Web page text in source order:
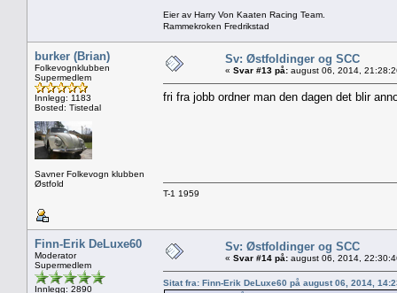
Eier av Harry Von Kaaten Racing Team.
Rammekroken Fredrikstad
burker (Brian)
Folkevognklubben
Supermedlem
Innlegg: 1183
Bosted: Tistedal
Savner Folkevogn klubben
Østfold
Sv: Østfoldinger og SCC
« Svar #13 på: august 06, 2014,
fri fra jobb ordner man den dagen det blir
T-1 1959
Finn-Erik DeLuxe60
Moderator
Supermedlem
Innlegg: 2890
Sv: Østfoldinger og SCC
« Svar #14 på: august 06, 2014,
Sitat fra: Finn-Erik DeLuxe60 på august 06, 2014,